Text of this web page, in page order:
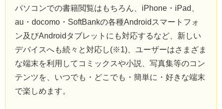
パソコンでの書籍閲覧はもちろん、iPhone・iPad、
au・docomo・SoftBankの各種Androidスマートフォ
ン及びAndroidタブレットにも対応するなど、新しい
デバイスへも続々と対応し(※1)、ユーザーはさまざま
な端末を利用してコミックスや小説、写真集等のコン
テンツを、いつでも・どこでも・簡単に・好きな端末
で楽しめます。